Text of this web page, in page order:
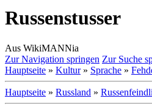
Russenstusser
Aus WikiMANNia
Zur Navigation springen Zur Suche
Hauptseite » Kultur» Sprache »
Hauptseite » Russland »